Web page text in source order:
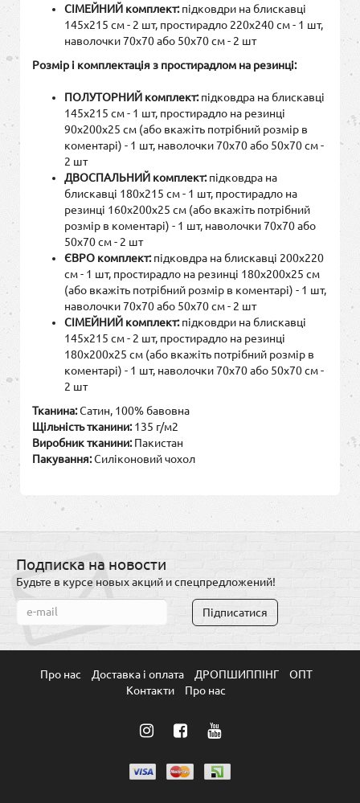
СІМЕЙНИЙ комплект:підковдри на блискавці
145х215 см - 2 шт, простирадло 220х240 см - 1 шт,
наволочки 70х70 або 50х70 см - 2 шт
Розмір і комплектація з простирадлом на резинці:
ПОЛУТОРНИЙ комплект:підковдра на блискавці
145х215 см - 1 шт, простирадло на резинці
90х200х25 см (або вкажіть потрібний розмір в
коментарі) - 1 шт, наволочки 70х70 або 50х70 см -
2 шт
ДВОСПАЛЬНИЙ комплект:підковдра на
блискавці 180х215 см - 1 шт, простирадло на
резинці 160х200х25 см (або вкажіть потрібний
розмір в коментарі) - 1 шт, наволочки 70х70 або
50х70 см - 2 шт
ЄВРО комплект:підковдра на блискавці 200х220
см - 1 шт, простирадло на резинці 180х200х25 см
(або вкажіть потрібний розмір в коментарі) - 1 шт,
наволочки 70х70 або 50х70 см - 2 шт
СІМЕЙНИЙ комплект:підковдри на блискавці
145х215 см - 2 шт, простирадло на резинці
180х200х25 см (або вкажіть потрібний розмір в
коментарі) - 1 шт, наволочки 70х70 або 50х70 см -
2 шт
Тканина:Сатин, 100% бавовна
Щільність тканини:135 г/м2
Виробник тканини:Пакистан
Пакування:Силіконовий чохол
Подписка на новости
Будьте в курсе новых акций и спецпредложений!
Підписатися
Про нас Доставка і оплата ДРОПШИППІНГ
ОПТ
Контакти
Про нас